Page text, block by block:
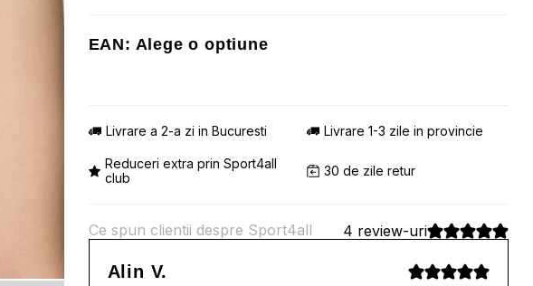
EAN: Alege o optiune
Livrare a 2-a zi in Bucuresti Livrare 1-3 zile in provincie
Reduceri extra prin Sport4all
club
30 de zile retur
Ce spun clientii despre Sport4all 4 review-uri
Alin V.